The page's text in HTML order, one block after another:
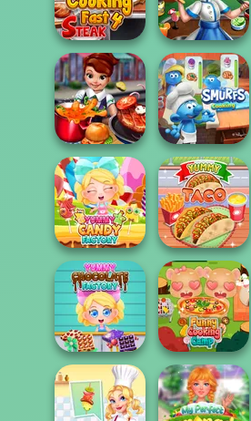
Cooking Mania
Ribs and Panca...
Cooking Fast 4
Steak
Cooking Scene
Cooking Fast
The Smurfs:
Cooking
Yummy Candy
Factory
Yummy Taco
Yummy
Chocolate
Funny Cooking